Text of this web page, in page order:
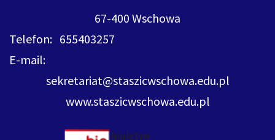
67-400 Wschowa
Telefon: 655403257
E-mail:
sekretariat@staszicwschowa.edu.pl
www.staszicwschowa.edu.pl